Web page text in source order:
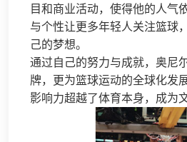
目和商业活动，使得他的人气
与个性让更多年轻人关注篮球
己的梦想。
通过自己的努力与成就，奥尼
牌，更为篮球运动的全球化发
影响力超越了体育本身，成为